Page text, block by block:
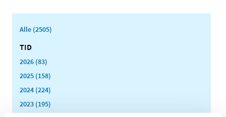
Alle (2505)
TID
2026 (83)
2025 (158)
2024 (224)
2023 (195)